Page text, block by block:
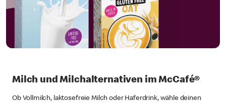
Milch und Milchalternativen im McCafé®
Ob Vollmilch, laktosefreie Milch oder Haferdrink, wähle deinen